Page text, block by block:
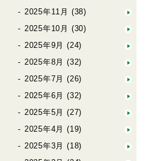
2025年11月 (38)
2025年10月 (30)
2025年9月 (24)
2025年8月 (32)
2025年7月 (26)
2025年6月 (32)
2025年5月 (27)
2025年4月 (19)
2025年3月 (18)